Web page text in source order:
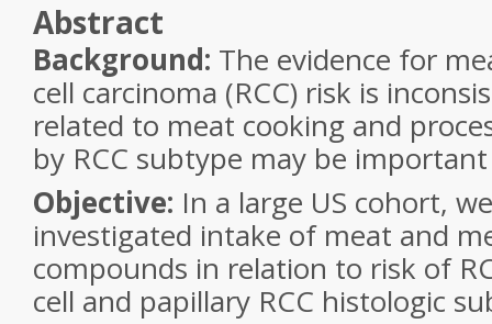
Abstract
Background: The evidence for
cell carcinoma (RCC) risk is
related to meat cooking and
by RCC subtype may be
Objective: In a large US cohort,
investigated intake of meat and
compounds in relation to risk of
cell and papillary RCC histologic